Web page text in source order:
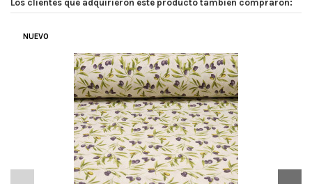
Los clientes que adquirieron este producto también compraron:
NUEVO